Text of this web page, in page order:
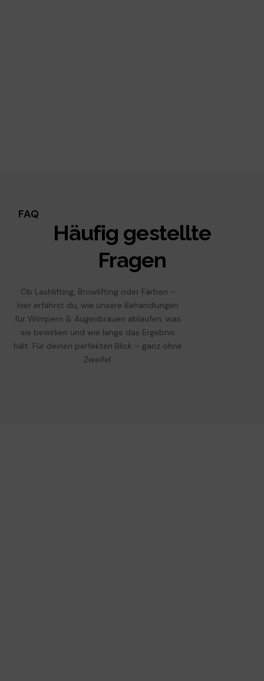
FAQ
Häufig gestellte
Fragen
Ob Lashlifting, Browlifting oder Färben –
hier erfährst du, wie unsere Behandlungen
für Wimpern & Augenbrauen ablaufen, was
sie bewirken und wie lange das Ergebnis
hält. Für deinen perfekten Blick – ganz ohne
Zweifel.